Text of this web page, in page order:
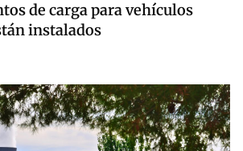
de carga para vehículos
instalados